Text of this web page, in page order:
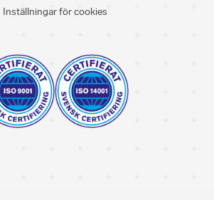
Inställningar för cookies